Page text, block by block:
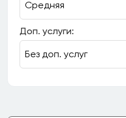
Доп. услуги: